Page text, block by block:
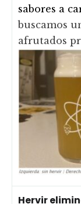
sabores a
buscamos
afrutados
Hervir